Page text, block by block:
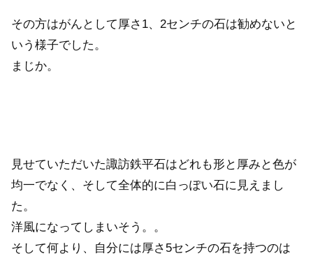
その方はがんとして厚さ1、2センチの石は勧めないと
いう様子でした。
まじか。
見せていただいた諏訪鉄平石はどれも形と厚みと色が
均一でなく、そして全体的に白っぽい石に見えまし
た。
洋風になってしまいそう。。
そして何より、自分には厚さ5センチの石を持つのは